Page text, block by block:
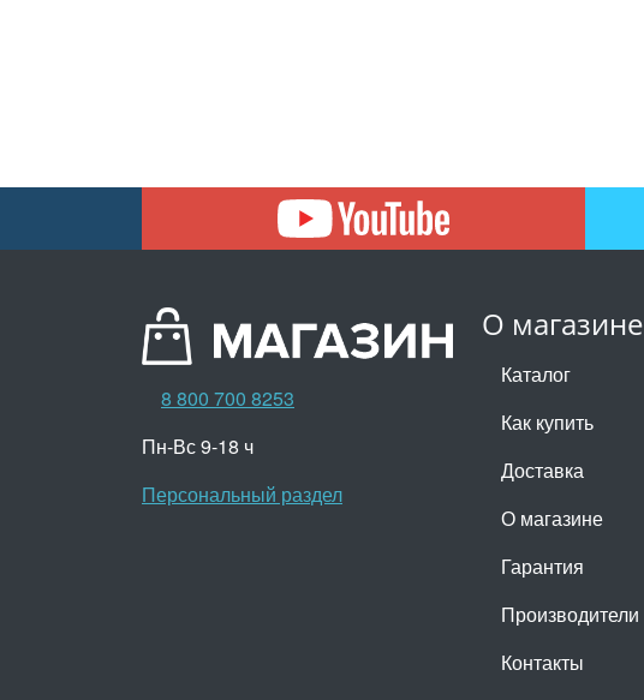
О магазине
Каталог
Как купить
Доставка
О магазине
Гарантия
Производители
Контакты
8 800 700 8253
Пн-Вс 9-18 ч
Персональный раздел